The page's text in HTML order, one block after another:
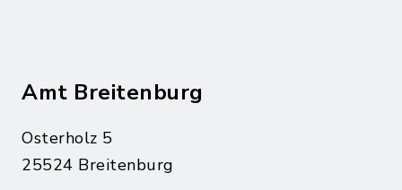
Amt Breitenburg
Osterholz 5
25524 Breitenburg